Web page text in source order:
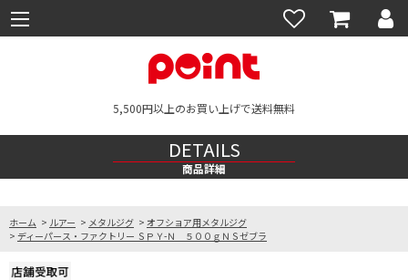
5,500円以上のお買い上げで送料無料
DETAILS
商品詳細
ホーム > ルアー > メタルジグ > オフショア用メタルジグ
> ディーパース・ファクトリー ＳＰＹ-Ｎ ５００ｇＮＳゼブラ